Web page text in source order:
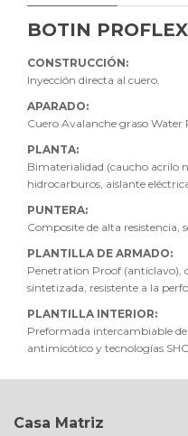
BOTIN
CONSTRUCCIÓN:
Inyección directa al cuero.
APARADO:
Cuero Avalanche graso Water
PLANTA:
Bimaterialidad (caucho acrilo
hidrocarburos, aislante
PUNTERA:
Composite de alta resistencia,
PLANTILLA DE ARMADO:
Penetration Proof (anticlavo),
sintetizada, resistente a la
PLANTILLA INTERIOR:
Preformada intercambiable
antimicótico y tecnologías
Casa Matriz